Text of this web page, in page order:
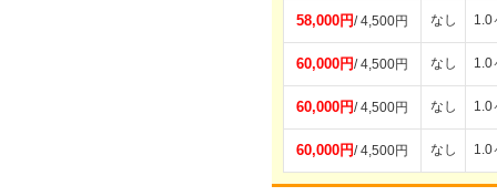
58,000円/ 4,500円 なし 1.0
60,000円/ 4,500円 なし 1.0
60,000円/ 4,500円 なし 1.0
60,000円/ 4,500円 なし 1.0